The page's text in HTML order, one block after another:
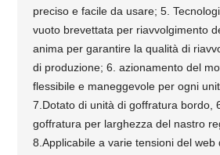
preciso e facile da usare; 5.
vuoto brevettata per riavvolgimento
anima per garantire la qualità di
di produzione; 6. azionamento del
flessibile e maneggevole per ogni
7.Dotato di unità di goffratura bordo,
goffratura per larghezza del nastro
8.Applicabile a varie tensioni del web